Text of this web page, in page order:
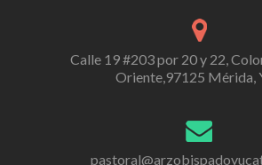
Calle 19 #203 por 20 y 22,
Oriente,97125 Mérida,